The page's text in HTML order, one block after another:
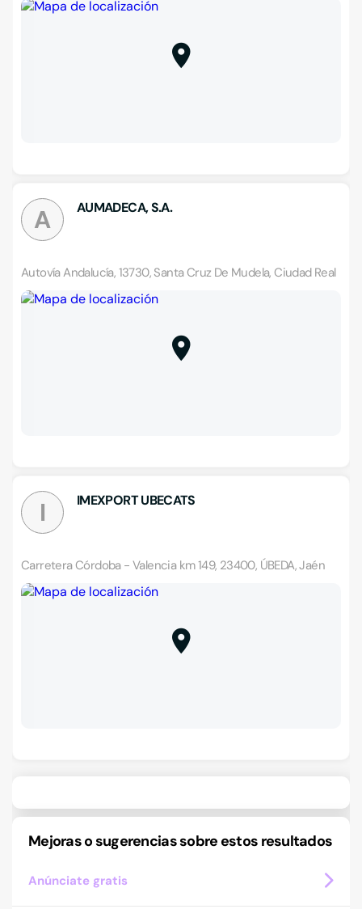
A AUMADECA, S.A.
Autovía Andalucía, 13730, Santa Cruz De Mudela, Ciudad Real
I IMEXPORT UBECATS
Carretera Córdoba - Valencia km 149, 23400, ÚBEDA, Jaén
Mejoras o sugerencias sobre estos resultados
Anúnciate gratis